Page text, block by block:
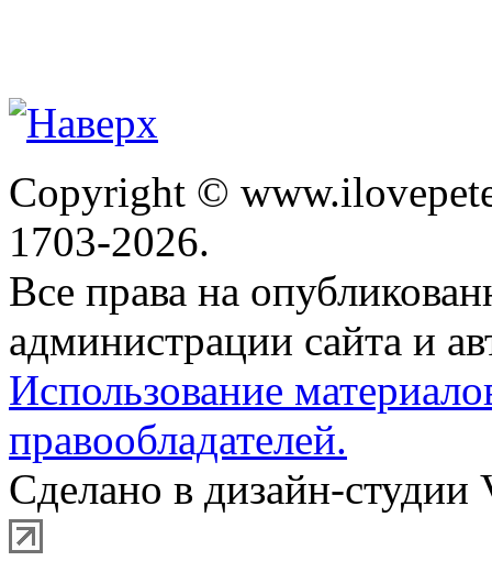
Copyright ©
1703-2026.
Все права на
администрации сайта и
Использование
правообладателей.
Сделано в дизайн-студии